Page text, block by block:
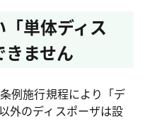
単体ディス
ません
例施行規程により「デ
外のディスポーザは設